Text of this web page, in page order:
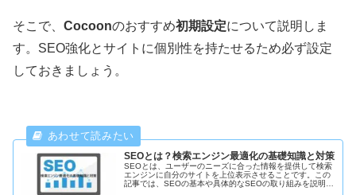
そこで、 Cocoonのおすすめ初期設定について説明しま
す。SEO強化とサイトに個別性を持たせるため必ず設定
しておきましょう。
SEOとは？検索エンジン最適化の基礎知識と対策
SEOとは、ユーザーのニーズに合った情報を提供して検索
エンジンに自分のサイトを上位表示させることです。この
記事では、SEOの基本や具体的なSEOの取り組みを説明し